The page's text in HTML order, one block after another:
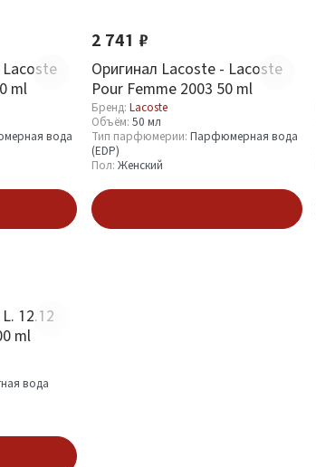
Lacoste
ml
вода
2 741 ₽
Оригинал Lacoste - Lacoste
Pour Femme 2003 50 ml
Бренд: Lacoste
Объём: 50 мл
Тип парфюмерии: Парфюмерная вода
(EDP)
Пол: Женский
12.12
ml
вода